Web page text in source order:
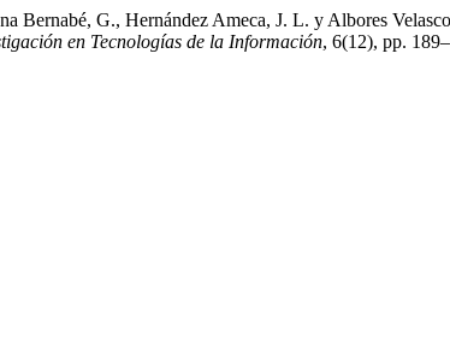
Bernabé, G., Hernández Ameca, J. L. y Albores
en Tecnologías de la Información, 6(12), pp.